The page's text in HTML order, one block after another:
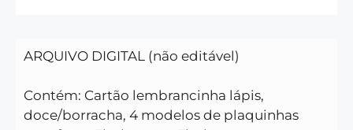
ARQUIVO DIGITAL (não editável)
Contém: Cartão lembrancinha lápis,
doce/borracha, 4 modelos de plaquinhas